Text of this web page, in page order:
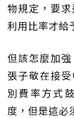
物規定，要
利用比率才給
但該怎麼加
張子敬在接
別費率方式
度，但是這必